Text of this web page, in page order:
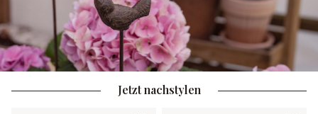
Jetzt nachstylen